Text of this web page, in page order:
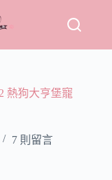
熱狗大亨堡寵
7 則留言